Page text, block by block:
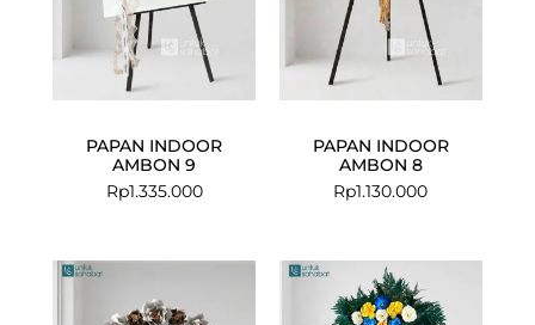
PAPAN INDOOR
AMBON 9
Rp1.335.000
PAPAN INDOOR
AMBON 8
Rp1.130.000